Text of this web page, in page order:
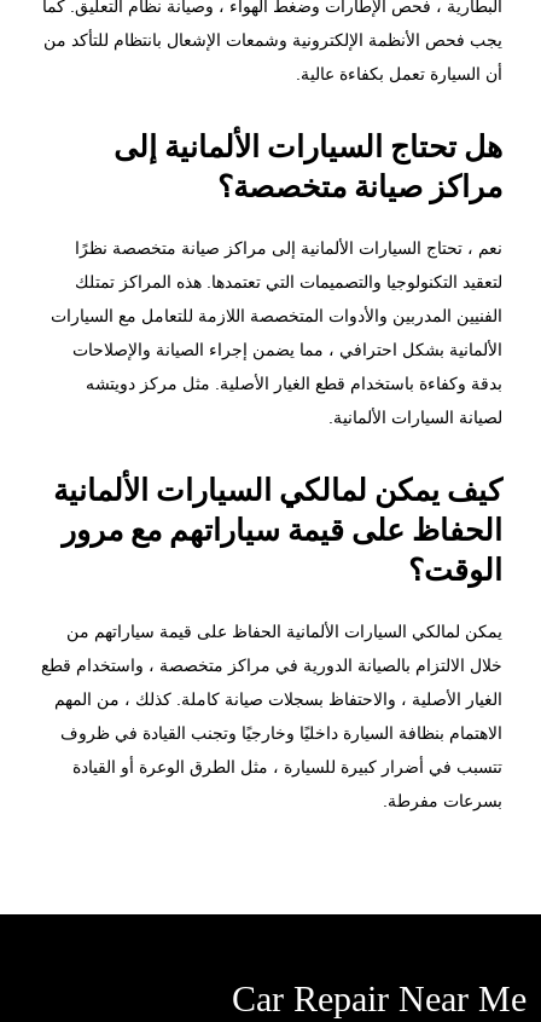
البطارية ، فحص الإطارات وضغط الهواء ، وصيانة نظام التعليق. كما
يجب فحص الأنظمة الإلكترونية وشمعات الإشعال بانتظام للتأكد من
أن السيارة تعمل بكفاءة عالية.
هل تحتاج السيارات الألمانية إلى
مراكز صيانة متخصصة؟
نعم ، تحتاج السيارات الألمانية إلى مراكز صيانة متخصصة نظرًا
لتعقيد التكنولوجيا والتصميمات التي تعتمدها. هذه المراكز تمتلك
الفنيين المدربين والأدوات المتخصصة اللازمة للتعامل مع السيارات
الألمانية بشكل احترافي ، مما يضمن إجراء الصيانة والإصلاحات
بدقة وكفاءة باستخدام قطع الغيار الأصلية. مثل مركز دويتشه
لصيانة السيارات الألمانية.
كيف يمكن لمالكي السيارات الألمانية
الحفاظ على قيمة سياراتهم مع مرور
الوقت؟
يمكن لمالكي السيارات الألمانية الحفاظ على قيمة سياراتهم من
خلال الالتزام بالصيانة الدورية في مراكز متخصصة ، واستخدام قطع
الغيار الأصلية ، والاحتفاظ بسجلات صيانة كاملة. كذلك ، من المهم
الاهتمام بنظافة السيارة داخليًا وخارجيًا وتجنب القيادة في ظروف
تتسبب في أضرار كبيرة للسيارة ، مثل الطرق الوعرة أو القيادة
بسرعات مفرطة.
Car Repair Near Me